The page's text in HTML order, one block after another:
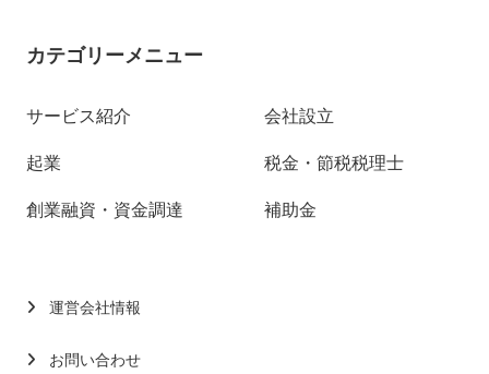
カテゴリーメニュー
サービス紹介
起業
創業融資・資金調達
会社設立
税金・節税税理士
補助金
運営会社情報
お問い合わせ